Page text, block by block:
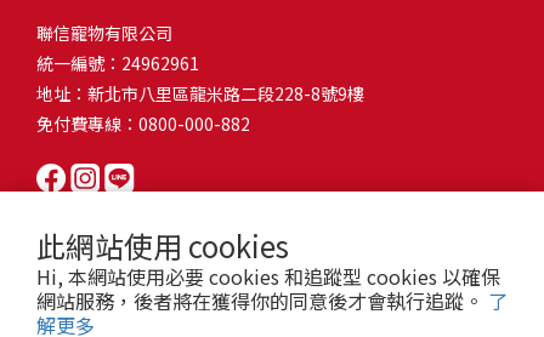
此網站使用 cookies
Hi, 本網站使用必要 cookies 和追蹤型 cookies 以確保
網站服務，後者將在獲得你的同意後才會執行追蹤。 了
解更多
尿尿？A: 建立固定如廁時間表，成功時立即獎勵。限制活動範圍並
密切監督。意外發生時不責罵，使用專用除臭劑徹底清理。Q5: 幼犬
一直吠叫怎麼辦？A: 找出原因（尋求注意力、警戒、焦慮）。訓練
「安靜」指令，停止吠叫時獎勵。避免對吠叫作出反應，確保充分
向獎勵比懲罰更有效且健康。懲罰可能導致恐懼或攻擊行為，破壞
狗狗怎麼辦？A: 循序漸進社交化，從友善成犬開始。不強迫互動，
正面經驗後給予獎勵。考慮參加專業幼犬社交課程。Q8: 幼犬分離焦
慮要如何處理？A: 練習短暫分離，逐漸延長。離開和返家時保持低
調。提供能分散注意力的玩具，建立可預測的離家儀式。每隻幼犬
有血絲、異味特別重，那就要小心可能是 寄生蟲感染（如蛔蟲、鈎
蟲、球蟲）或腸胃炎、腸道疾病。這類情況會影響營養吸收，長期
下來甚至可能造成貓咪消瘦、免疫力下降。定期驅蟲（幼貓建議每
月一次，成貓每 3~6 個月一次）。觀察貓咪精神狀態，如果還伴隨
嘔吐、食慾下降，務必儘早就醫。重點提醒：如果貓咪拉肚子超過 2
天，或糞便異常，應立即帶去獸醫院檢查！ 貓咪拉肚子原因5. 情緒
壓力影響腸胃壓力不只影響人類，也會影響貓咪的腸胃！過度緊
張、焦慮、驚嚇（如煙火聲、大聲喧嘩），都可能讓貓咪拉肚子。
尤其是個性敏感的貓咪，對變化的適應力比較低，壓力一大，腸胃
就先「罷工」。減少壓力來源，盡量讓貓咪的作息固定。給貓咪陪
髮打結和皮膚問題。建議週期：短毛貓每週梳1-2次，長毛貓則建議
2-3天梳一次。挑選合適的梳具也很重要，可以準備橡膠刷、鬃毛刷
或專用脫毛梳，依照毛質選擇。記得將梳毛變成愉快的日常儀式，
不僅能增加你們的互動時間，也讓貓咪享受被梳理的舒適感！預防
貓掉毛方法2：定期洗澡「貓咪會自己清潔，不需要洗澡」這個想法
其實不完全正確哦！適當的洗澡能幫助貓咪清除死毛和皮屑，減少
澡頻率不宜過高，一般室內貓咪1-3個月洗一次就足夠，過度洗澡反
而會造成皮膚乾燥。選擇專為貓咪設計的溫和洗毛精，洗後一定要
完全吹乾，避免濕毛造成皮膚問題。如果貓咪特別害怕洗澡，可以
花費3：貓跳台貓咪雖然不需要外出進行放電，但在家中還是需要擺
放高度適合的貓跳台提供貓咪玩耍，貓跳台與貓窩相同，能給予貓
咪對於環境的安全感。一次性養貓用品相關花費4：貓砂盆貓咪排泄
用品，可選擇合適貓咪體型大小，不宜過小。一次性養貓用品相關
想，需要準備一個能夠讓牠們放肆磨爪的貓抓板。一次性養貓用品
時，外出籠就非常重要，平常也可以適度讓貓咪適應外出籠，避免
緊急情況時，貓咪過度抗拒。總結來說貓咪在健康及用品的一次性
費用大約落在 $ 7900~ $ 11600不等。雖說金額看起來不少，但以上
聯信寵物有限公司
統一編號：24962961
地址：新北市八里區龍米路二段228-8號9樓
免付費專線：0800-000-882